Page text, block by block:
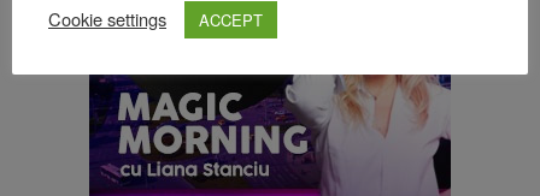
Cookie settings
ACCEPT